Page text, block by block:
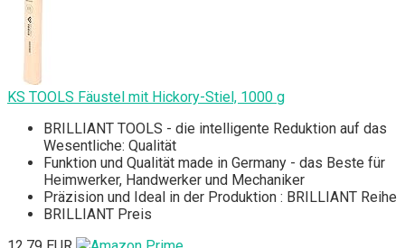
KS TOOLS Fäustel mit Hickory-Stiel, 1000 g
BRILLIANT TOOLS - die intelligente Reduktion auf das
Wesentliche: Qualität
Funktion und Qualität made in Germany - das Beste für
Heimwerker, Handwerker und Mechaniker
Präzision und Ideal in der Produktion : BRILLIANT Reihe
BRILLIANT Preis